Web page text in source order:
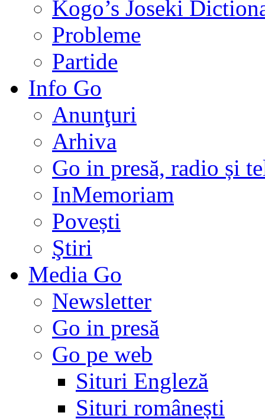
Kogo’s Joseki
Probleme
Partide
Info Go
Anunţuri
Arhiva
Go in presă, radio și
InMemoriam
Povești
Ştiri
Media Go
Newsletter
Go in presă
Go pe web
Situri Engleză
Situri românești